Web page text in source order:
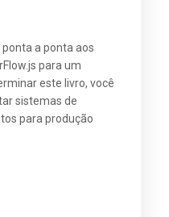
a ponta aos
para um
este livro, você
sistemas de
para produção